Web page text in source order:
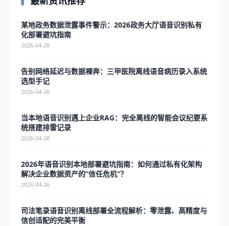
某地政务数据泄露事件警示：2026政务大厅语音识别私有
化部署避坑指南
2026-04-28
告别网络延迟与数据裸奔：三甲医院离线语音病历录入系统
选型手记
2026-04-28
当本地语音识别遇上企业RAG：完全离线的智能会议纪要系
统搭建排雷记录
2026-04-28
2026年语音识别本地部署避坑指南：如何通过私有化架构
解决企业数据资产的“信任危机”？
2026-04-26
司法笔录语音识别离线部署全流程解析：零泄露、高精度与
信创适配的完美平衡